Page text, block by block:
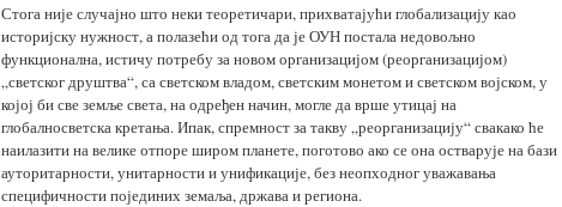
Стога није случајно што неки теоретичари, прихватајући глобализацију као
историјску нужност, а полазећи од тога да је ОУН постала недовољно
функционална, истичу потребу за новом организацијом (реорганизацијом)
„светског друштва“, са светском владом, светским монетом и светском војском, у
којој би све земље света, на одређен начин, могле да врше утицај на
глобалносветска кретања. Ипак, спремност за такву „реорганизацију“ свакако ће
наилазити на велике отпоре широм планете, поготово ако се она остварује на бази
ауторитарности, унитарности и унификације, без неопходног уважавања
специфичности појединих земаља, држава и региона.